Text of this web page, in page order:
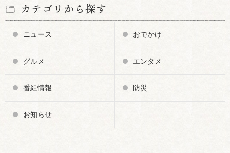
カテゴリから探す
ニュース おでかけ
グルメ エンタメ
番組情報 防災
お知らせ